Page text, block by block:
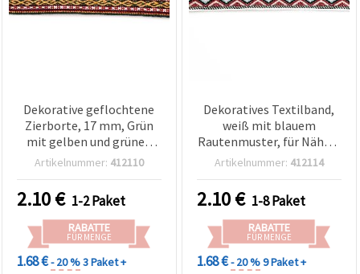
Dekorative geflochtene
Zierborte, 17 mm, Grün
mit gelben und grünen
Akzenten – 5 m
Artikelnummer: 412110
2.10€ 1-2 Paket
RABATTE
FÜR MENGE
1.68 €- 20 %3 Paket +
Dekoratives Textilband,
weiß mit blauem
Rautenmuster, für Nähen,
Martenitsa-Armbänder &
Breite: 15 mm – 5 m
Artikelnummer: 412114
2.10€ 1-8 Paket
RABATTE
FÜR MENGE
1.68 €- 20 %9 Paket +